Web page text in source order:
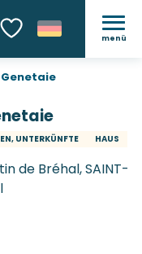
les favoris
menü
Genetaie
UNTERKÜNFTE HAUS
de Bréhal, SAINT-